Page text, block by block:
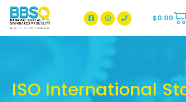
BBSQ Facebook Page
BBSQ Instagram Page
$0.00
ISO International